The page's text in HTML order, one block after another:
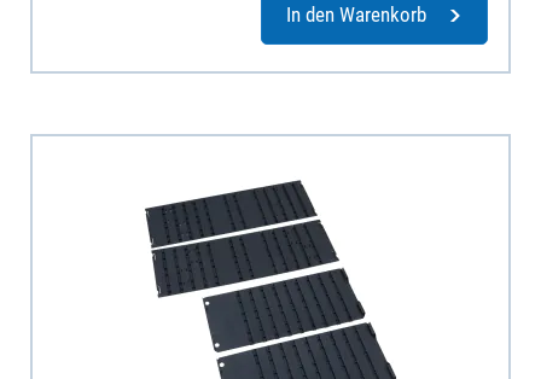
In den Warenkorb